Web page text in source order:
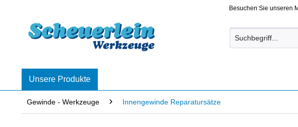
Besuchen Sie unseren
Unsere Produkte
Gewinde - Werkzeuge Innengewinde Reparatursätze